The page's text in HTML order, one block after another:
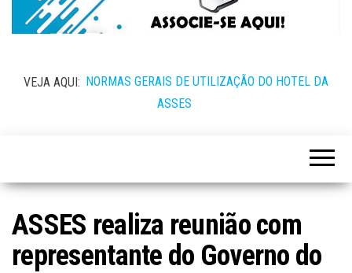
VEJA AQUI: NORMAS GERAIS DE UTILIZAÇÃO DO HOTEL DA
ASSES
ASSES realiza reunião com
representante do Governo do